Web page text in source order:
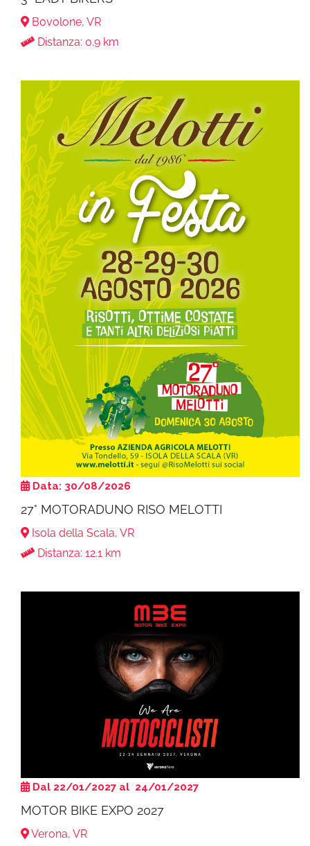
Bovolone, VR
Distanza: 0.9 km
Data: 30/08/2026
27° MOTORADUNO RISO MELOTTI
Isola della Scala, VR
Distanza: 12.1 km
Dal 22/01/2027 al 24/01/2027
MOTOR BIKE EXPO 2027
Verona, VR